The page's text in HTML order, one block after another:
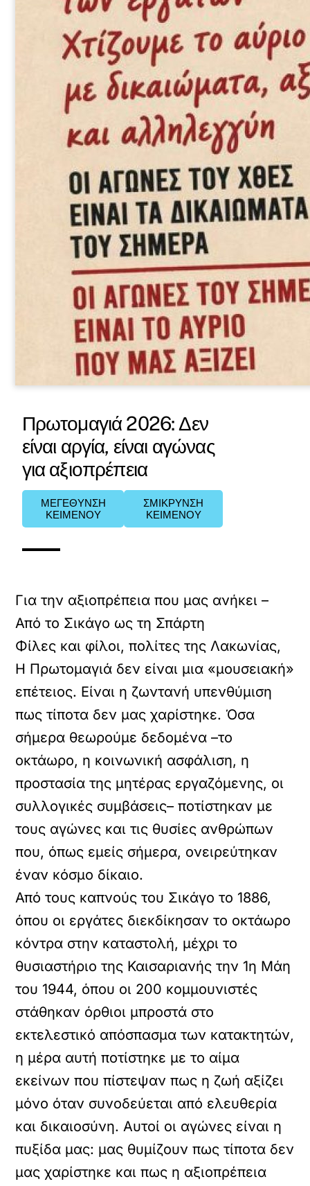
Πρωτομαγιά 2026: Δεν
είναι αργία, είναι αγώνας
για αξιοπρέπεια
ΜΕΓΕΘΥΝΣΗ
ΚΕΙΜΕΝΟΥ
ΣΜΙΚΡΥΝΣΗ
ΚΕΙΜΕΝΟΥ
Για την αξιοπρέπεια που μας ανήκει –
Από το Σικάγο ως τη Σπάρτη
Φίλες και φίλοι, πολίτες της Λακωνίας,
Η Πρωτομαγιά δεν είναι μια «μουσειακή»
επέτειος. Είναι η ζωντανή υπενθύμιση
πως τίποτα δεν μας χαρίστηκε. Όσα
σήμερα θεωρούμε δεδομένα –το
οκτάωρο, η κοινωνική ασφάλιση, η
προστασία της μητέρας εργαζόμενης, οι
συλλογικές συμβάσεις– ποτίστηκαν με
τους αγώνες και τις θυσίες ανθρώπων
που, όπως εμείς σήμερα, ονειρεύτηκαν
έναν κόσμο δίκαιο.
Από τους καπνούς του Σικάγο το 1886,
όπου οι εργάτες διεκδίκησαν το οκτάωρο
κόντρα στην καταστολή, μέχρι το
θυσιαστήριο της Καισαριανής την 1η Μάη
του 1944, όπου οι 200 κομμουνιστές
στάθηκαν όρθιοι μπροστά στο
εκτελεστικό απόσπασμα των κατακτητών,
η μέρα αυτή ποτίστηκε με το αίμα
εκείνων που πίστεψαν πως η ζωή αξίζει
μόνο όταν συνοδεύεται από ελευθερία
και δικαιοσύνη. Αυτοί οι αγώνες είναι η
πυξίδα μας: μας θυμίζουν πως τίποτα δεν
μας χαρίστηκε και πως η αξιοπρέπεια